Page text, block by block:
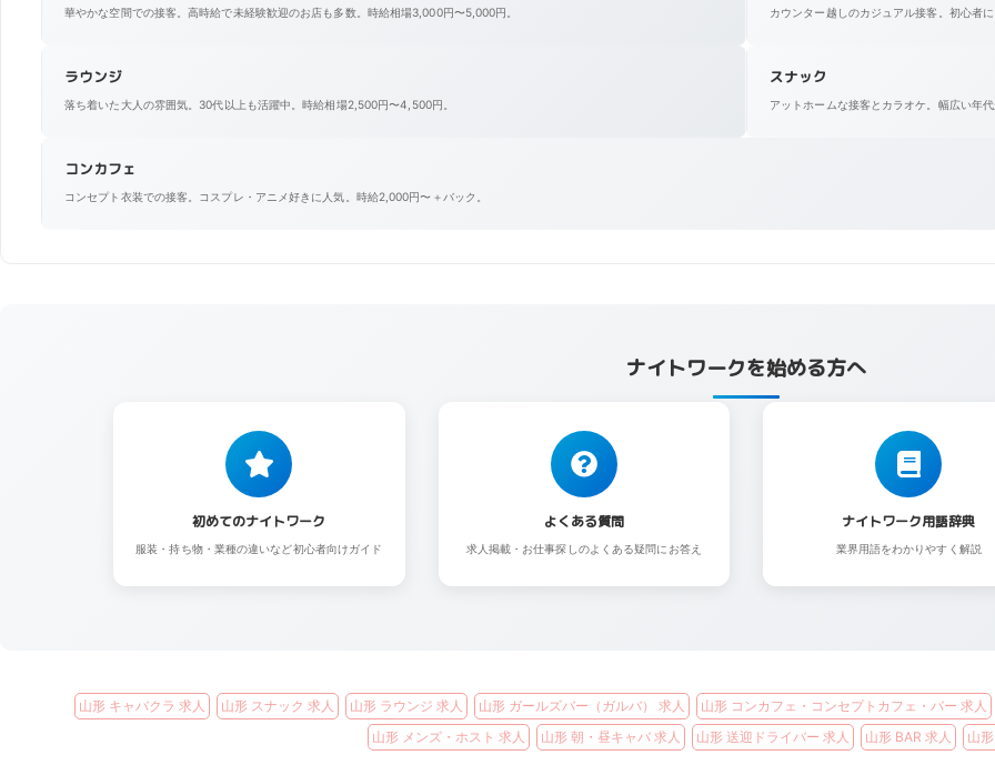
華やかな空間での接客。高時給で未経験歓迎のお店も多数。時給相場3,000円〜5,000円。 カウンター越しのカジュアル接客。初心者
ラウンジ
落ち着いた大人の雰囲気。30代以上も活躍中。時給相場2,500円〜4,500円。
スナック
アットホームな接客とカラオケ。幅広い年
コンカフェ
コンセプト衣装での接客。コスプレ・アニメ好きに人気。時給2,000円〜＋バック。
ナイトワークを始める方へ
初めてのナイトワーク
服装・持ち物・業種の違いなど初心者向けガイド
よくある質問
求人掲載・お仕事探しのよくある疑問にお答え
ナイトワーク用語辞典
業界用語をわかりやすく解説
山形 キャバクラ 求人 山形 スナック 求人 山形 ラウンジ 求人 山形 ガールズバー（ガルバ） 求人
山形 コンカフェ・コンセプトカフェ・バー 求人
山形 メンズ・ホスト 求人
山形 朝・昼キャバ 求人 山形 送迎ドライバー 求人 山形 BAR 求人 山